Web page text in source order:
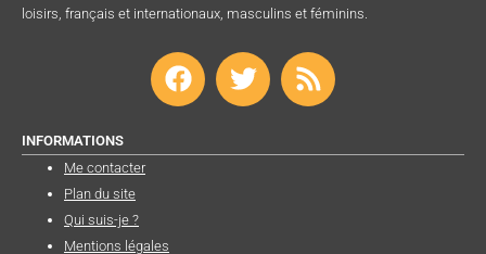
loisirs, français et internationaux, masculins et féminins.
F
a
T
w
R
s
INFORMATIONS
Me contacter
Plan du site
Qui suis-je ?
Mentions légales